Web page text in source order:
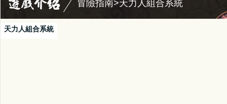
冒險指南>天力人組合系統
天力人組合系統